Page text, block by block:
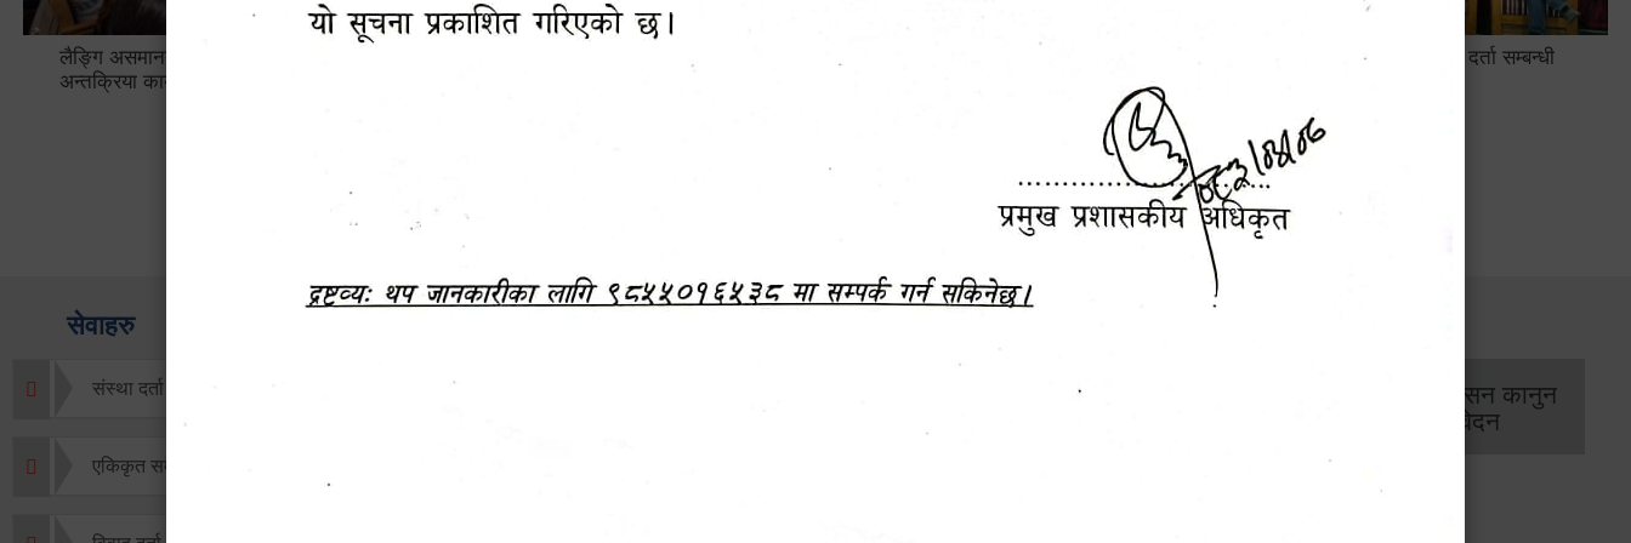
लैङ्गि असमानताका विबिध पक्षहरु विषयक
अन्तक्रिया कार्यक्रम
सामाजिक सुरक्षा तथा घटना दर्ता सम्बन्धी
सेवाहरु
संस्था दर्ता सिफारिस
एकिकृत सम्पत्ति कर/घर जग्गा कर
आर्थिक प्रशासन कानुन
/ प्रतिवेदन